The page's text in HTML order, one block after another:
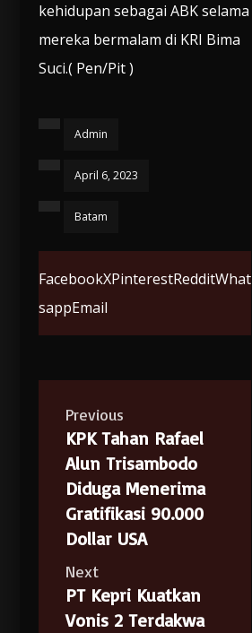
kehidupan sebagai ABK selama
mereka bermalam di KRI Bima
Suci.( Pen/Pit )
Admin
April 6, 2023
Batam
FacebookXPinterestRedditWhat
sappEmail
Previous
KPK Tahan Rafael
Alun Trisambodo
Diduga Menerima
Gratifikasi 90.000
Dollar USA
Next
PT Kepri Kuatkan
Vonis 2 Terdakwa